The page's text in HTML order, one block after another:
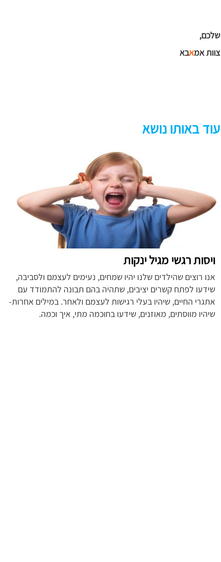
שלכם,
צוות אמאבא
עוד באותו נושא
ויסות רגשי מגיל ינקות
אנו רוצים שהילדים שלנו יהיו שמחים, נעימים לעצמם ולסביבה,
שידעו לפתח קשרים יציבים, שתהיה בהם תבונה להתמודד עם
אתגרי החיים, שיהיו בעלי רגישות לעצמם ולאחר. במילים אחרות-
שיהיו מווסתים, מאוזנים, שידעו בחוכמה מתי, איך וכמה.